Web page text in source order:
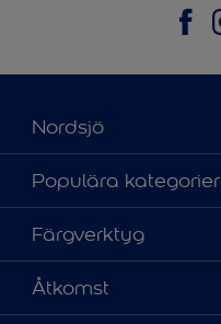
Nordsjö
Om Nordsjö
Kontakta oss
Hitta en butik
Mina favoriter
Populära kategorier
Hitta kulör
Välj produkt
Kulörinspiration
Färgverktyg
Färgkarta
Nordsjö Visualizer färgapp
Åtkomst